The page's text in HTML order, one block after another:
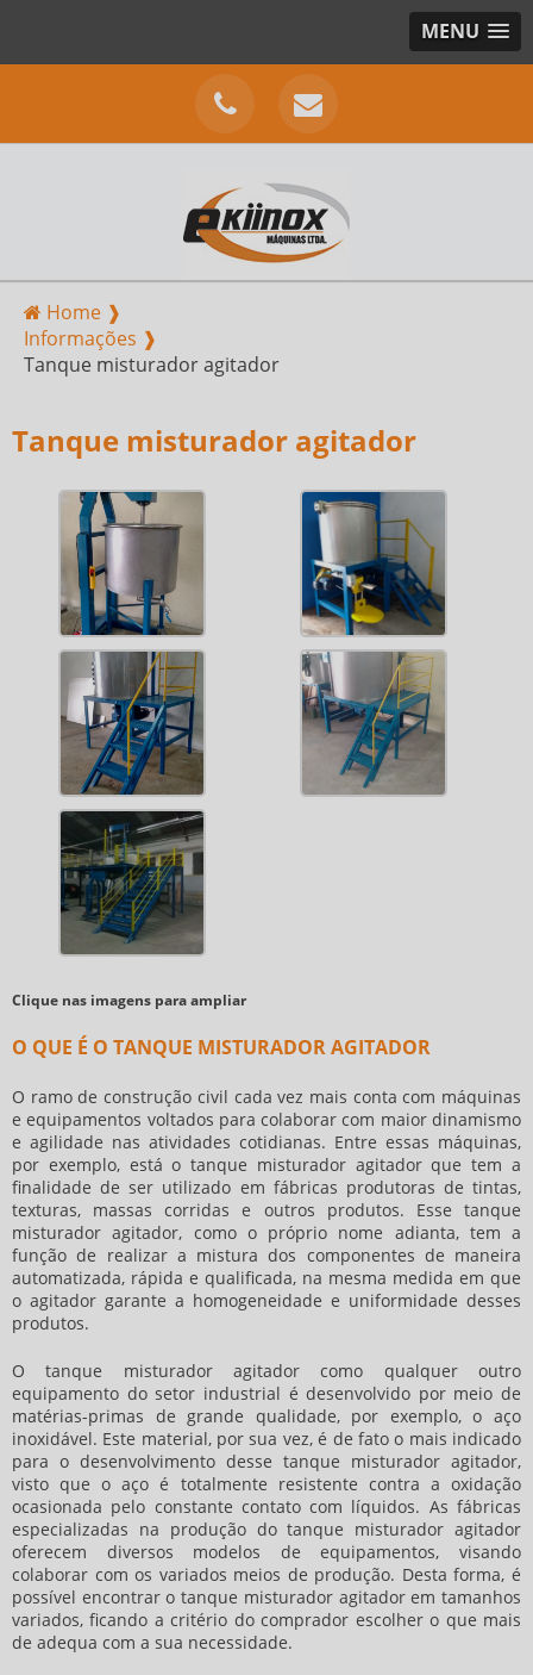
MENU
Home ❱
Informações ❱
Tanque misturador agitador
Tanque misturador agitador
Clique nas imagens para ampliar
O QUE É O TANQUE MISTURADOR AGITADOR
O ramo de construção civil cada vez mais conta com máquinas
e equipamentos voltados para colaborar com maior dinamismo
e agilidade nas atividades cotidianas. Entre essas máquinas,
por exemplo, está otanque misturador agitadorque tem a
finalidade de ser utilizado em fábricas produtoras de tintas,
texturas, massas corridas e outros produtos. Esse tanque
misturador agitador, como o próprio nome adianta, tem a
função de realizar a mistura dos componentes de maneira
automatizada, rápida e qualificada, na mesma medida em que
o agitador garante a homogeneidade e uniformidade desses
produtos.
Otanque misturador agitador como qualquer outro
equipamento do setor industrial é desenvolvido por meio de
matérias-primas de grande qualidade, por exemplo, o aço
inoxidável. Este material, por sua vez, é de fato o mais indicado
para o desenvolvimento desse tanque misturador agitador,
visto que o aço é totalmente resistente contra a oxidação
ocasionada pelo constante contato com líquidos. As fábricas
especializadas na produção dotanque misturador agitador
oferecem diversos modelos de equipamentos, visando
colaborar com os variados meios de produção. Desta forma, é
possível encontrar otanque misturador agitadorem tamanhos
variados, ficando a critério do comprador escolher o que mais
de adequa com a sua necessidade.